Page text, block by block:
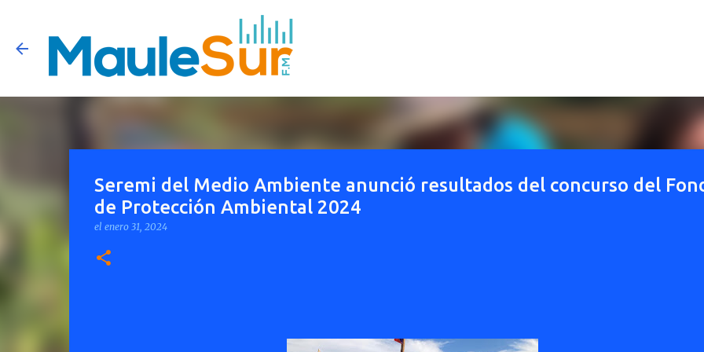
Seremi del Medio Ambiente anunció resultados del concurso del
de Protección Ambiental 2024
el enero 31, 2024